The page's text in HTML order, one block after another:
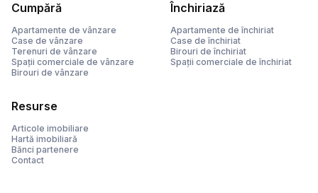
Cumpără
Apartamente de vânzare
Case de vânzare
Terenuri de vânzare
Spații comerciale de vânzare
Birouri de vânzare
Închiriază
Apartamente de închiriat
Case de închiriat
Birouri de închiriat
Spații comerciale de închiriat
Resurse
Articole imobiliare
Hartă imobiliară
Bănci partenere
Contact